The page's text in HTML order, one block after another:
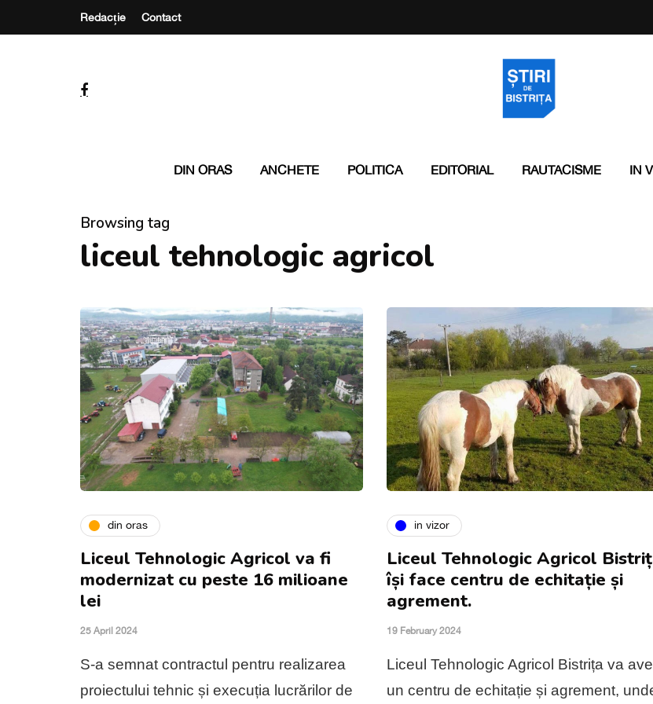
Redacție Contact
DIN ORAS ANCHETE POLITICA EDITORIAL RAUTACISME IN
Browsing tag
liceul tehnologic agricol
din oras
Liceul Tehnologic Agricol va fi
modernizat cu peste 16 milioane
lei
25 April 2024
S-a semnat contractul pentru realizarea
proiectului tehnic și execuția lucrărilor de
in vizor
Liceul Tehnologic Agricol
își face centru de echitație și
agrement.
19 February 2024
Liceul Tehnologic Agricol Bistrița va
un centru de echitație și agrement,